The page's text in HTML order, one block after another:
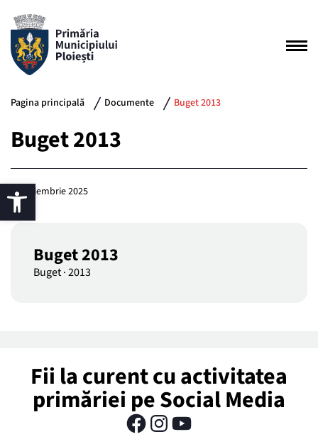
Pagina principală Documente Buget 2013
Buget 2013
25 noiembrie 2025
Buget 2013
Buget·2013
Fii la curent cu activitatea
primăriei pe Social Media